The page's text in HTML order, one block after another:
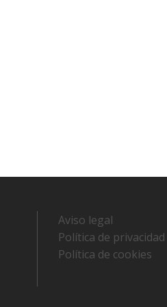
Aviso legal
Política de privacidad
Política de cookies